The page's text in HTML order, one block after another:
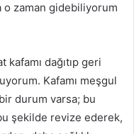
o zaman gidebiliyorum
dağıtıp geri
Kafamı meşgul
durum varsa; bu
şekilde revize ederek,